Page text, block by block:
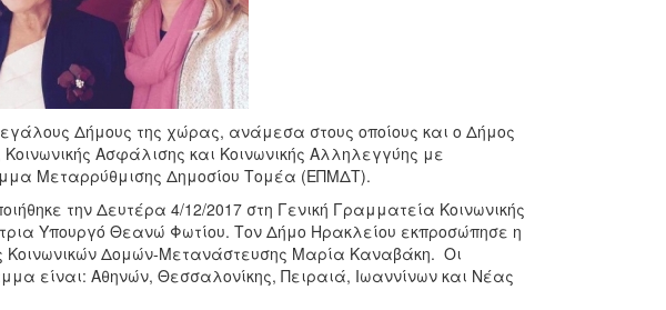
Δήμους της χώρας, ανάμεσα στους οποίους και ο Δήμος
Ασφάλισης και Κοινωνικής Αλληλεγγύης με
Μεταρρύθμισης Δημοσίου Τομέα (ΕΠΜΔΤ).
την Δευτέρα 4/12/2017 στη Γενική Γραμματεία Κοινωνικής
Υπουργό Θεανώ Φωτίου. Τον Δήμο Ηρακλείου εκπροσώπησε η
Κοινωνικών Δομών-Μετανάστευσης Μαρία Καναβάκη. Οι
είναι: Αθηνών, Θεσσαλονίκης, Πειραιά, Ιωαννίνων και Νέας